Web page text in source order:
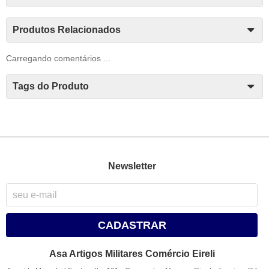
Produtos Relacionados
Carregando comentários ...
Tags do Produto
Newsletter
CADASTRAR
Asa Artigos Militares Comércio Eireli